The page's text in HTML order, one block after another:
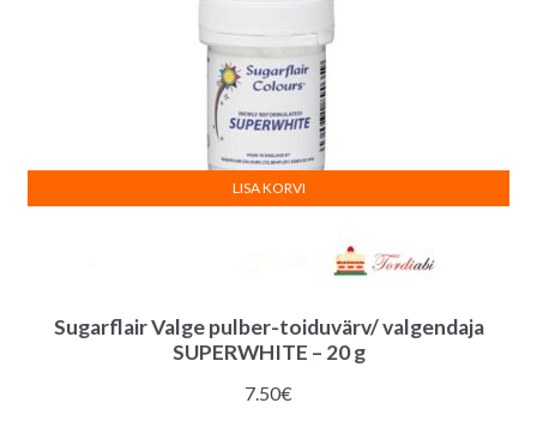
Sugarflair Valge pulber-toiduvärv/ valgendaja
SUPERWHITE – 20 g
7.50€
LISA KORVI